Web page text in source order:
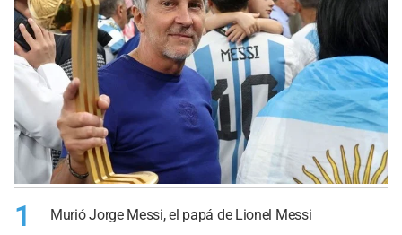
1 Murió Jorge Messi, el papá de Lionel Messi